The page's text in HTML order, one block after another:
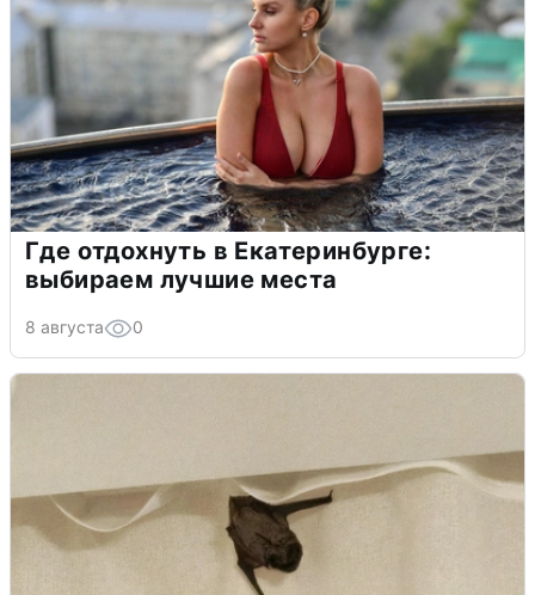
Где отдохнуть в Екатеринбурге:
выбираем лучшие места
8 августа 0